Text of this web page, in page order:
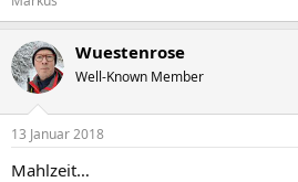
Wuestenrose
Well-Known Member
13 Januar 2018
Mahlzeit…